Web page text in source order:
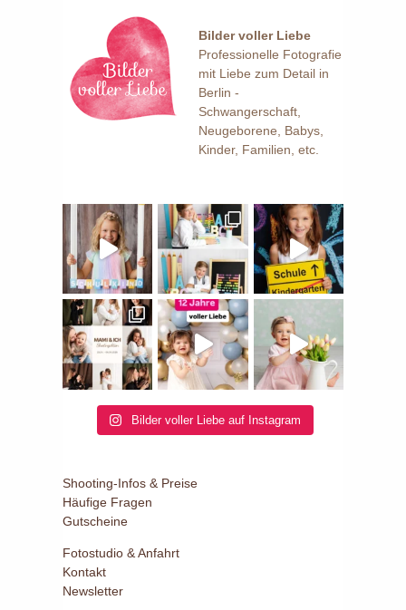
Bilder voller Liebe
Professionelle Fotografie
mit Liebe zum Detail in
Berlin -
Schwangerschaft,
Neugeborene, Babys,
Kinder, Familien, etc.
Bilder voller Liebe auf Instagram
Shooting-Infos & Preise
Häufige Fragen
Gutscheine
Fotostudio & Anfahrt
Kontakt
Newsletter